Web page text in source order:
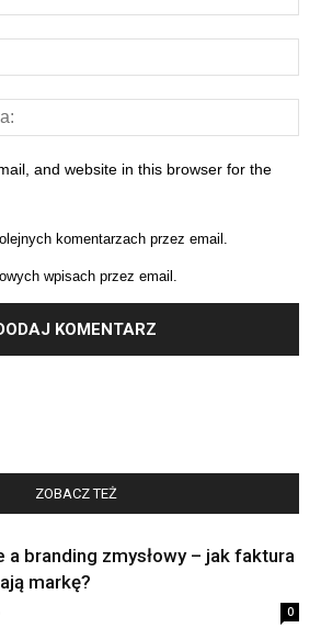
and website in this browser for the
komentarzach przez email.
wpisach przez email.
ZOBACZ TEŻ
a branding zmysłowy – jak faktura
markę?
0